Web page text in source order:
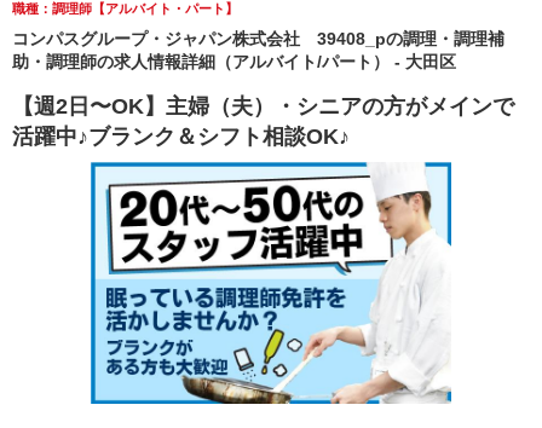
職種：調理師【アルバイト・パート】
コンパスグループ・ジャパン株式会社 39408_pの調理・調理補
助・調理師の求人情報詳細（アルバイト/パート） - 大田区
【週2日〜OK】主婦（夫）・シニアの方がメインで
活躍中♪ブランク＆シフト相談OK♪